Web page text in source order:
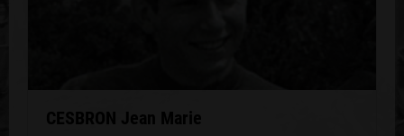
CESBRON Jean Marie